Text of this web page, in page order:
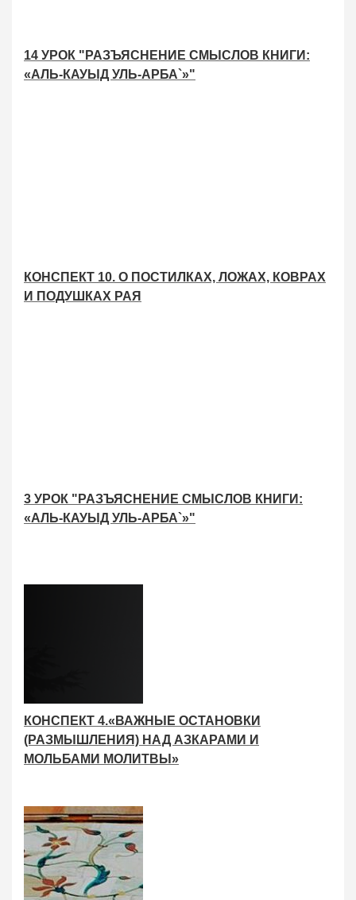
14 УРОК "РАЗЪЯСНЕНИЕ СМЫСЛОВ КНИГИ:
«АЛЬ-КАУЫД УЛЬ-АРБА`»"
КОНСПЕКТ 10. О ПОСТИЛКАХ, ЛОЖАХ, КОВРАХ
И ПОДУШКАХ РАЯ
3 УРОК "РАЗЪЯСНЕНИЕ СМЫСЛОВ КНИГИ:
«АЛЬ-КАУЫД УЛЬ-АРБА`»"
КОНСПЕКТ 4.«ВАЖНЫЕ ОСТАНОВКИ
(РАЗМЫШЛЕНИЯ) НАД АЗКАРАМИ И
МОЛЬБАМИ МОЛИТВЫ»